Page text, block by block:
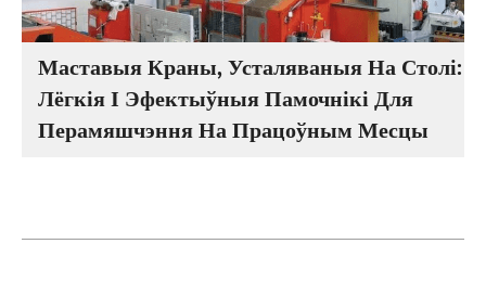
Маставыя Краны, Усталяваныя На Столі:
Лёгкія І Эфектыўныя Памочнікі Для
Перамяшчэння На Працоўным Месцы